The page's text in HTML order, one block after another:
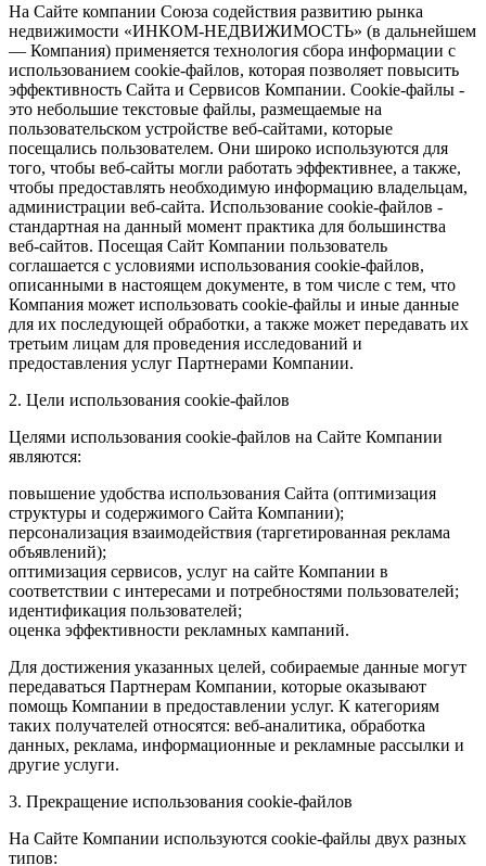
На Сайте компании Союза содействия развитию рынка
недвижимости «ИНКОМ-НЕДВИЖИМОСТЬ» (в дальнейшем
— Компания) применяется технология сбора информации с
использованием cookie-файлов, которая позволяет повысить
эффективность Сайта и Сервисов Компании. Сookie-файлы -
это небольшие текстовые файлы, размещаемые на
пользовательском устройстве веб-сайтами, которые
посещались пользователем. Они широко используются для
того, чтобы веб-сайты могли работать эффективнее, а также,
чтобы предоставлять необходимую информацию владельцам,
администрации веб-сайта. Использование cookie-файлов -
стандартная на данный момент практика для большинства
веб-сайтов. Посещая Сайт Компании пользователь
соглашается с условиями использования cookie-файлов,
описанными в настоящем документе, в том числе с тем, что
Компания может использовать cookie-файлы и иные данные
для их последующей обработки, а также может передавать их
третьим лицам для проведения исследований и
предоставления услуг Партнерами Компании.
2. Цели использования cookie-файлов
Целями использования cookie-файлов на Сайте Компании
являются:
повышение удобства использования Сайта (оптимизация
структуры и содержимого Сайта Компании);
персонализация взаимодействия (таргетированная реклама
объявлений);
оптимизация сервисов, услуг на сайте Компании в
соответствии с интересами и потребностями пользователей;
идентификация пользователей;
оценка эффективности рекламных кампаний.
Для достижения указанных целей, собираемые данные могут
передаваться Партнерам Компании, которые оказывают
помощь Компании в предоставлении услуг. К категориям
таких получателей относятся: веб-аналитика, обработка
данных, реклама, информационные и рекламные рассылки и
другие услуги.
3. Прекращение использования cookie-файлов
На Сайте Компании используются cookie-файлы двух разных
типов: